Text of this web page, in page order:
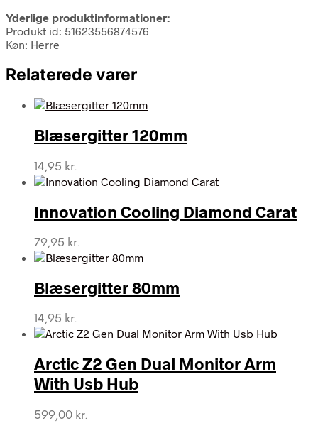
Yderlige produktinformationer:
Produkt id: 51623556874576
Køn: Herre
Relaterede varer
Blæsergitter 120mm
14,95 kr.
Innovation Cooling Diamond Carat
79,95 kr.
Blæsergitter 80mm
14,95 kr.
Arctic Z2 Gen Dual Monitor Arm
With Usb Hub
599,00 kr.